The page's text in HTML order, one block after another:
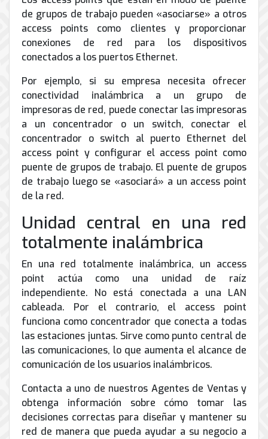
de grupos de trabajo pueden «asociarse» a otros
access points como clientes y proporcionar
conexiones de red para los dispositivos
conectados a los puertos Ethernet.
Por ejemplo, si su empresa necesita ofrecer
conectividad inalámbrica a un grupo de
impresoras de red, puede conectar las impresoras
a un concentrador o un switch, conectar el
concentrador o switch al puerto Ethernet del
access point y configurar el access point como
puente de grupos de trabajo. El puente de grupos
de trabajo luego se «asociará» a un access point
de la red.
Unidad central en una red
totalmente inalámbrica
En una red totalmente inalámbrica, un access
point actúa como una unidad de raíz
independiente. No está conectada a una LAN
cableada. Por el contrario, el access point
funciona como concentrador que conecta a todas
las estaciones juntas. Sirve como punto central de
las comunicaciones, lo que aumenta el alcance de
comunicación de los usuarios inalámbricos.
Contacta a uno de nuestros Agentes de Ventas y
obtenga información sobre cómo tomar las
decisiones correctas para diseñar y mantener su
red de manera que pueda ayudar a su negocio a